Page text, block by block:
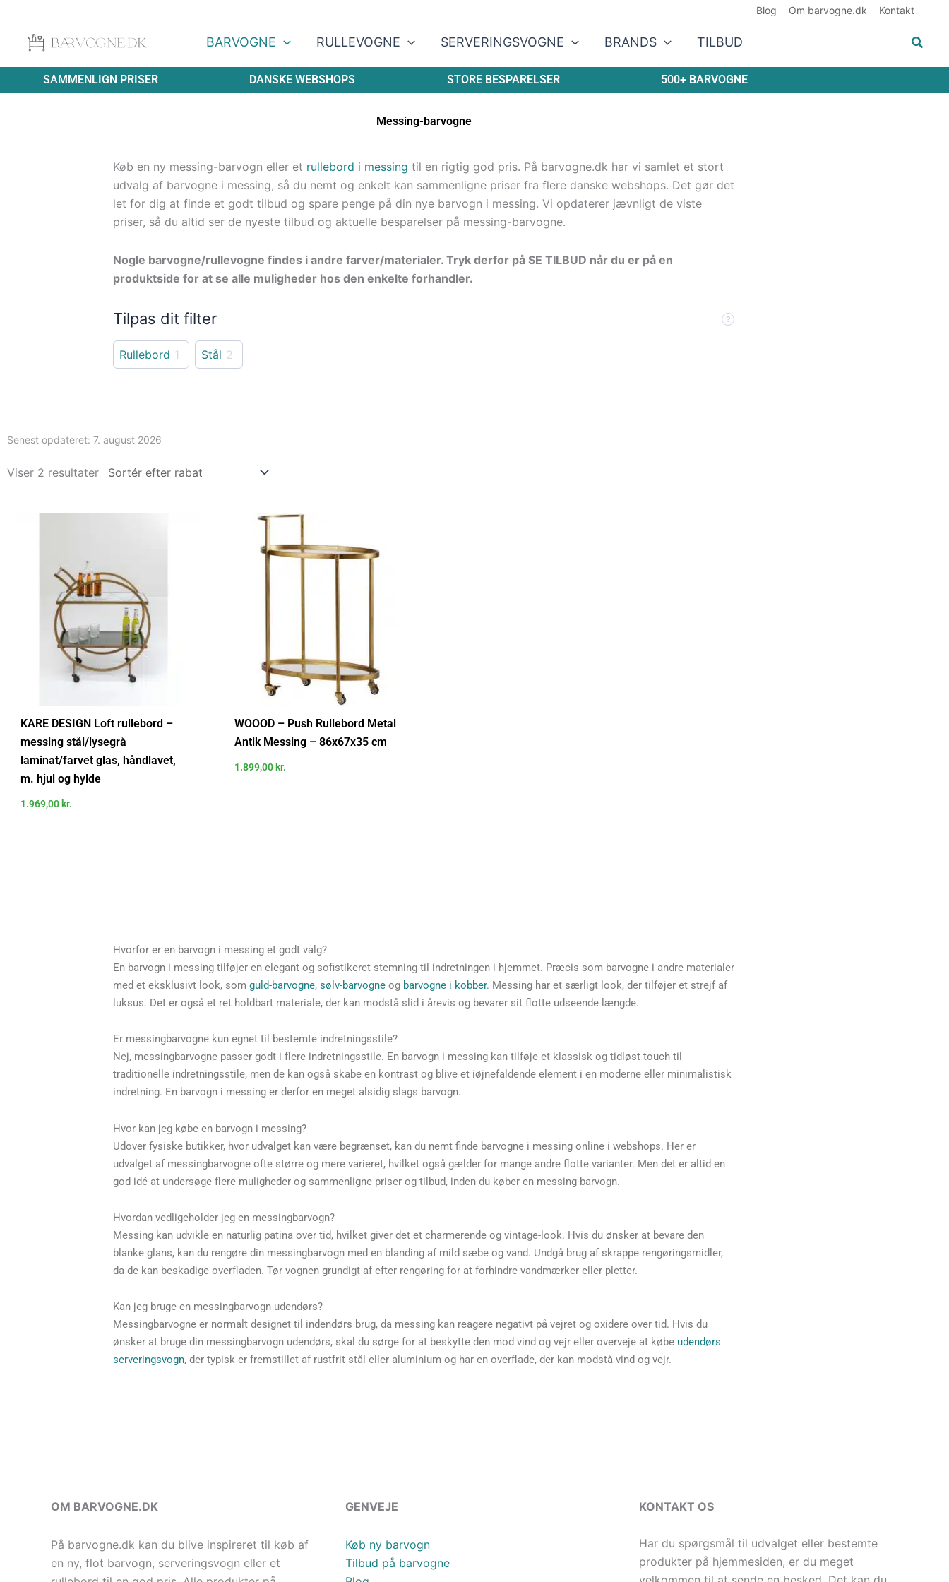
indholdet
Blog Om barvogne.dk Kontakt
BARVOGNE RULLEVOGNE SERVERINGSVOGNE BRANDS TILBUD
SAMMENLIGN PRISER DANSKE WEBSHOPS STORE BESPARELSER 500+ BARVOGNE
Messing-barvogne
Køb en ny messing-barvogn eller et rullebord i messing til en rigtig god pris. På barvogne.dk har vi samlet et stort
udvalg af barvogne i messing, så du nemt og enkelt kan sammenligne priser fra flere danske webshops. Det gør det
let for dig at finde et godt tilbud og spare penge på din nye barvogn i messing. Vi opdaterer jævnligt de viste
priser, så du altid ser de nyeste tilbud og aktuelle besparelser på messing-barvogne.
Nogle barvogne/rullevogne findes i andre farver/materialer. Tryk derfor på SE TILBUD når du er på en
produktside for at se alle muligheder hos den enkelte forhandler.
Tilpas dit filter
Rullebord 1 Stål 2
Senest opdateret: 7. august 2026
Viser 2 resultater
KARE DESIGN Loft rullebord –
messing stål/lysegrå
laminat/farvet glas, håndlavet,
m. hjul og hylde
1.969,00 kr.
WOOOD – Push Rullebord Metal
Antik Messing – 86x67x35 cm
1.899,00 kr.
Hvorfor er en barvogn i messing et godt valg?
En barvogn i messing tilføjer en elegant og sofistikeret stemning til indretningen i hjemmet. Præcis som barvogne i andre materialer
med et eksklusivt look, som guld-barvogne, sølv-barvogne og barvogne i kobber. Messing har et særligt look, der tilføjer et strejf af
luksus. Det er også et ret holdbart materiale, der kan modstå slid i årevis og bevarer sit flotte udseende længde.
Er messingbarvogne kun egnet til bestemte indretningsstile?
Nej, messingbarvogne passer godt i flere indretningsstile. En barvogn i messing kan tilføje et klassisk og tidløst touch til
traditionelle indretningsstile, men de kan også skabe en kontrast og blive et iøjnefaldende element i en moderne eller minimalistisk
indretning. En barvogn i messing er derfor en meget alsidig slags barvogn.
Hvor kan jeg købe en barvogn i messing?
Udover fysiske butikker, hvor udvalget kan være begrænset, kan du nemt finde barvogne i messing online i webshops. Her er
udvalget af messingbarvogne ofte større og mere varieret, hvilket også gælder for mange andre flotte varianter. Men det er altid en
god idé at undersøge flere muligheder og sammenligne priser og tilbud, inden du køber en messing-barvogn.
Hvordan vedligeholder jeg en messingbarvogn?
Messing kan udvikle en naturlig patina over tid, hvilket giver det et charmerende og vintage-look. Hvis du ønsker at bevare den
blanke glans, kan du rengøre din messingbarvogn med en blanding af mild sæbe og vand. Undgå brug af skrappe rengøringsmidler,
da de kan beskadige overfladen. Tør vognen grundigt af efter rengøring for at forhindre vandmærker eller pletter.
Kan jeg bruge en messingbarvogn udendørs?
Messingbarvogne er normalt designet til indendørs brug, da messing kan reagere negativt på vejret og oxidere over tid. Hvis du
ønsker at bruge din messingbarvogn udendørs, skal du sørge for at beskytte den mod vind og vejr eller overveje at købe udendørs
serveringsvogn, der typisk er fremstillet af rustfrit stål eller aluminium og har en overflade, der kan modstå vind og vejr.
OM BARVOGNE.DK
På barvogne.dk kan du blive inspireret til køb af
en ny, flot barvogn, serveringsvogn eller et
GENVEJE
Køb ny barvogn
Tilbud på barvogne
KONTAKT OS
Har du spørgsmål til udvalget eller bestemte
produkter på hjemmesiden, er du meget